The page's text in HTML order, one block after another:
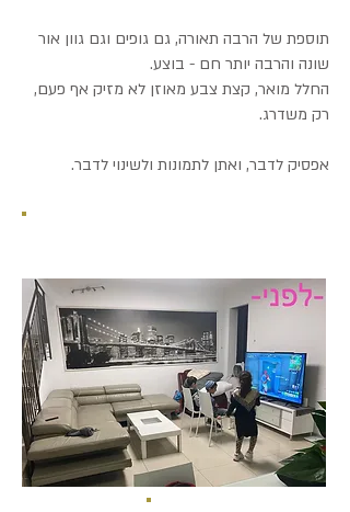
תוספת של הרבה תאורה, גם גופים וגם גוון אור
שונה והרבה יותר חם - בוצע.
החלל מואר, קצת צבע מאוזן לא מזיק אף פעם,
רק משדרג.
אפסיק לדבר, ואתן לתמונות ולשינוי לדבר.